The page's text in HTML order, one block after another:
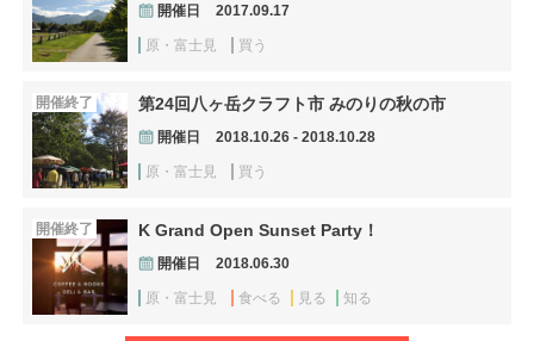
開催日 2017.09.17
原・富士見 買う
開催終了 第24回八ヶ岳クラフト市 みのりの秋の市
開催日 2018.10.26 - 2018.10.28
原・富士見 買う
開催終了 K Grand Open Sunset Party！
開催日 2018.06.30
原・富士見 食べる 見る 知る